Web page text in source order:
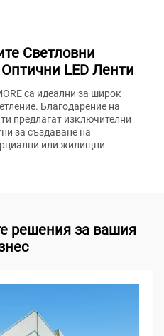
Светловни
LED Ленти
са идеални за широк
Благодарение на
предлагат изключителни
за създаване на
или жилищни
решения за вашия